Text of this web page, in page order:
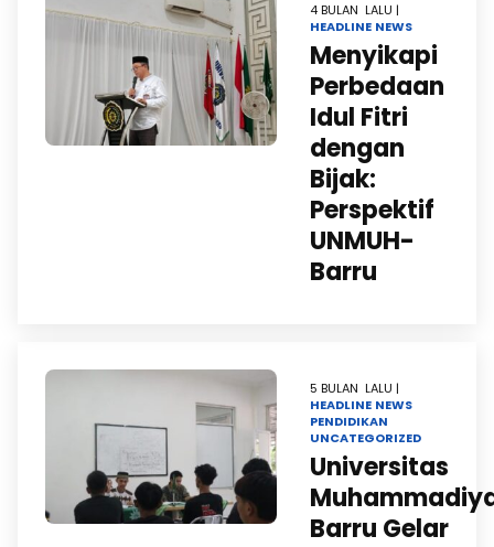
4 BULAN LALU |
HEADLINE NEWS
Menyikapi
Perbedaan
Idul Fitri
dengan
Bijak:
Perspektif
UNMUH-
Barru
5 BULAN LALU |
HEADLINE NEWS
PENDIDIKAN
UNCATEGORIZED
Universitas
Barru Gelar